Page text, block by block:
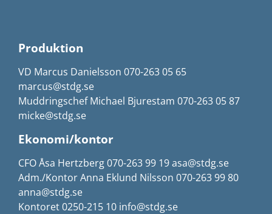
Produktion
VD Marcus Danielsson 070-263 05 65
marcus@stdg.se
Muddringschef Michael Bjurestam 070-263 05 87
micke@stdg.se
Ekonomi/kontor
CFO Åsa Hertzberg 070-263 99 19 asa@stdg.se
Adm./Kontor Anna Eklund Nilsson 070-263 99 80
anna@stdg.se
Kontoret 0250-215 10 info@stdg.se